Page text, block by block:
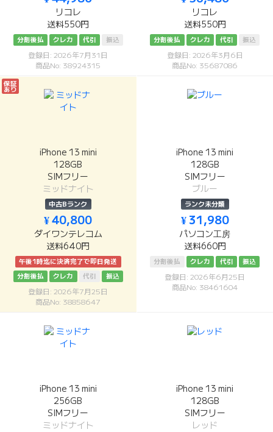
リコレ
送料550円
分割後払 クレカ 代引 振込
登録日: 2026年7月31日
商品No: 38924315
リコレ
送料550円
分割後払 クレカ 代引 振込
登録日: 2026年3月6日
商品No: 35687086
保証
あり
iPhone 13 mini
128GB
SIMフリー
ミッドナイト
中古Bランク
¥ 40,800
ダイワンテレコム
送料640円
午後1時迄に決済完了で即日発送
分割後払
クレカ 代引 振込
登録日: 2026年7月25日
商品No: 38858647
iPhone 13 mini
128GB
SIMフリー
ブルー
ランク未分類
¥ 31,980
パソコン工房
送料660円
分割後払 クレカ 代引 振込
登録日: 2026年6月25日
商品No: 38461604
iPhone 13 mini
256GB
SIMフリー
ミッドナイト
iPhone 13 mini
128GB
SIMフリー
レッド